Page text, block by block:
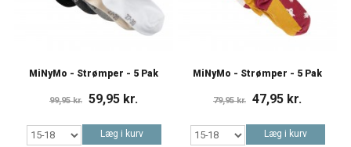
MiNyMo - Strømper - 5 Pak
99,95 kr. 59,95 kr.
Læg i kurv
MiNyMo - Strømper - 5 Pak
79,95 kr. 47,95 kr.
Læg i kurv